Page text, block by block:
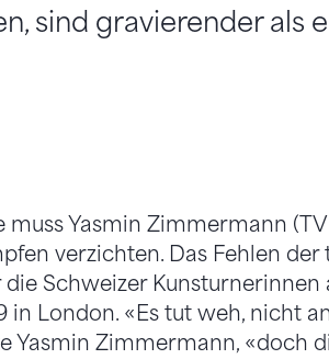
sind gravierender als
muss Yasmin Zimmermann
verzichten. Das Fehlen
die Schweizer
in London. «Es tut weh, nicht
Yasmin Zimmermann, «doch